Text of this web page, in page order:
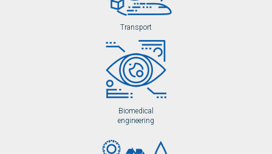
Transport
Biomedical
engineering